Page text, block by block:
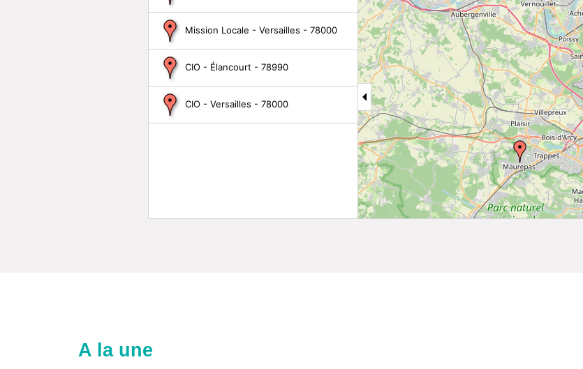
Mission Locale - Versailles - 78000
CIO - Élancourt - 78990
CIO - Versailles - 78000
A la une